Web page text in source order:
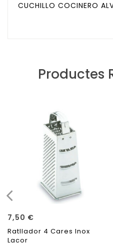
CUCHILLO COCINERO
Productes
7,50 €
Ratllador 4 Cares Inox
Lacor